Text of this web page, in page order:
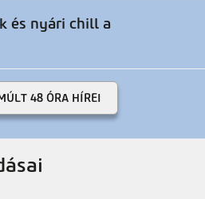
és nyári chill a
48 ÓRA HÍREI